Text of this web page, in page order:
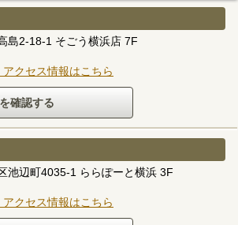
島2-18-1 そごう横浜店 7F
クセス情報はこちら
池辺町4035-1 ららぽーと横浜 3F
クセス情報はこちら